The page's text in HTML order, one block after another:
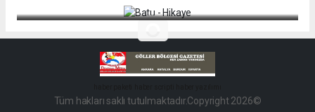
Tüm hakları saklı tutulmaktadır.Copyright 2026©